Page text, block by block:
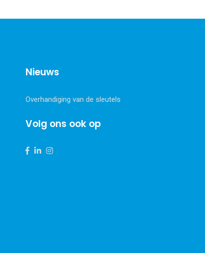
Nieuws
Overhandiging van de sleutels
Volg ons ook op